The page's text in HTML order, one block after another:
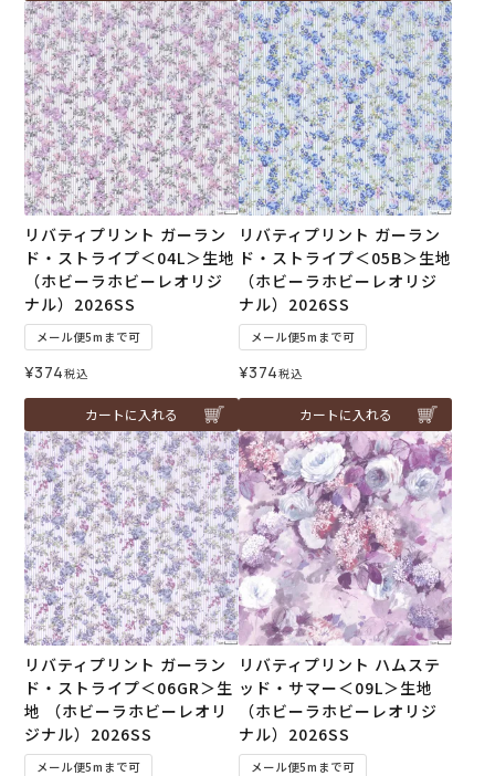
リバティプリント ガーラン
ド・ストライプ＜04L＞生地
（ホビーラホビーレオリジ
ナル）2026SS
メール便5mまで可
¥374税込
カートに入れる
リバティプリント ガーラン
ド・ストライプ＜05B＞生地
（ホビーラホビーレオリジ
ナル）2026SS
メール便5mまで可
¥374税込
カートに入れる
リバティプリント ガーラン
ド・ストライプ＜06GR＞生
地 （ホビーラホビーレオリ
ジナル）2026SS
メール便5mまで可
リバティプリント ハムステ
ッド・サマー＜09L＞生地
（ホビーラホビーレオリジ
ナル）2026SS
メール便5mまで可